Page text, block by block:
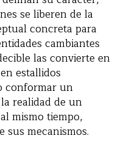
se liberen de la
concreta para
cambiantes
las convierte en
estallidos
conformar un
realidad de un
mismo tiempo,
mecanismos.